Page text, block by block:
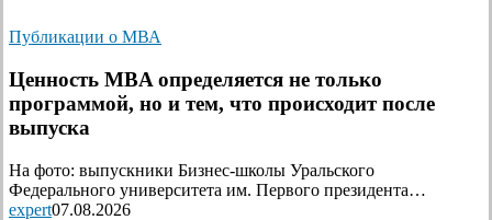
Публикации о МВА
Ценность MBA определяется не только
программой, но и тем, что происходит после
выпуска
На фото: выпускники Бизнес-школы Уральского
Федерального университета им. Первого президента…
expert07.08.2026